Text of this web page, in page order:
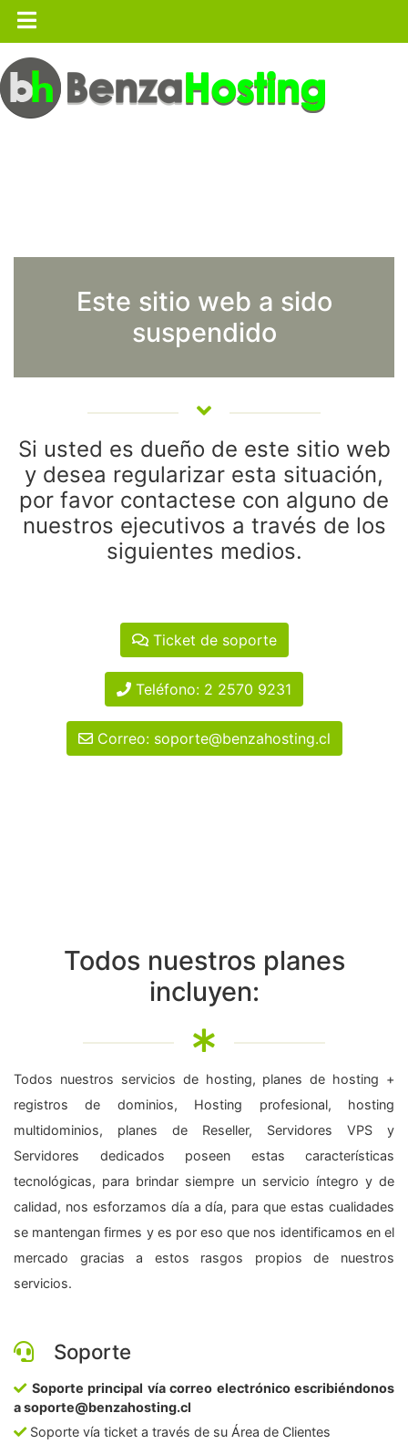
Este sitio web a sido
suspendido
Si usted es dueño de este sitio web
y desea regularizar esta situación,
por favor contactese con alguno de
nuestros ejecutivos a través de los
siguientes medios.
Ticket de soporte
Teléfono: 2 2570 9231
Correo: soporte@benzahosting.cl
Todos nuestros planes
incluyen:
Todos nuestros servicios de hosting, planes de hosting +
registros de dominios, Hosting profesional, hosting
multidominios, planes de Reseller, Servidores VPS y
Servidores dedicados poseen estas características
tecnológicas, para brindar siempre un servicio íntegro y de
calidad, nos esforzamos día a día, para que estas cualidades
se mantengan firmes y es por eso que nos identificamos en el
mercado gracias a estos rasgos propios de nuestros
servicios.
Soporte
Soporte principal vía correo electrónico escribiéndonos
a soporte@benzahosting.cl
Soporte vía ticket a través de su Área de Clientes